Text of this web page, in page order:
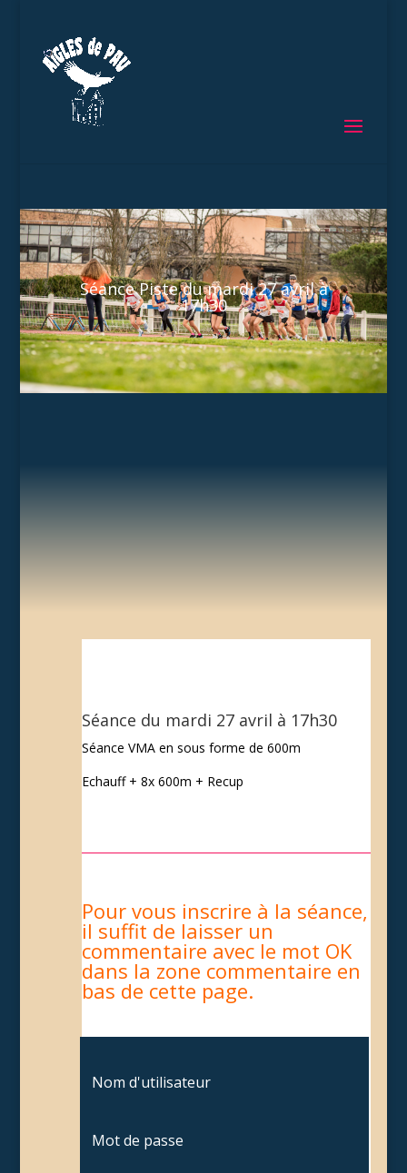
Séance Piste du mardi 27 avril à
17h30
Séance du mardi 27 avril à 17h30
Séance VMA en sous forme de 600m
Echauff + 8x 600m + Recup
Pour vous inscrire à la séance,
il suffit de laisser un
commentaire avec le mot OK
dans la zone commentaire en
bas de cette page.